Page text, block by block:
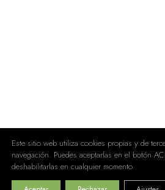
Este sitio web utiliza cookies propias y de
navegación. Puedes aceptarlas en el botón
deshabilitarlas en cualquier momento.